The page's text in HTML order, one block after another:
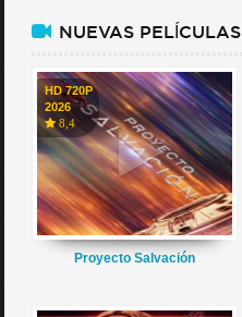
NUEVAS PELÍCULAS
HD 720P
2026
8,4
Proyecto Salvación